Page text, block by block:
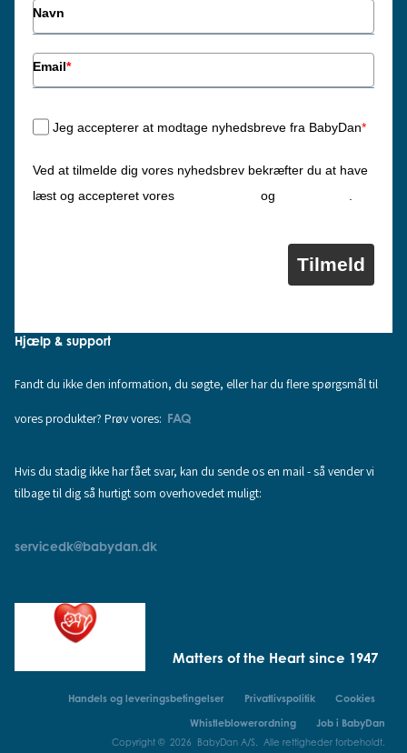
Navn
Email*
Jeg accepterer at modtage nyhedsbreve fra BabyDan*
Ved at tilmelde dig vores nyhedsbrev bekræfter du at have
læst og accepteret vores
og .
Tilmeld
Hjælp & support
Fandt du ikke den information, du søgte, eller har du flere spørgsmål til
vores produkter? Prøv vores: FAQ
Hvis du stadig ikke har fået svar, kan du sende os en mail - så vender vi
tilbage til dig så hurtigt som overhovedet muligt:
servicedk@babydan.dk
Matters of the Heart since 1947
Handels og leveringsbetingelser Privatlivspolitik
Cookies
Whistleblowerordning
Job i BabyDan
Copyright © 2026 BabyDan A/S. Alle rettigheder forbeholdt.